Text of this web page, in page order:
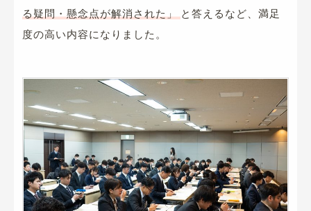
る疑問・懸念点が解消された」
と答えるなど、満足
度の高い内容になりました。